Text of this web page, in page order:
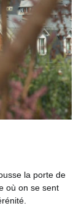
la porte de
où on se sent